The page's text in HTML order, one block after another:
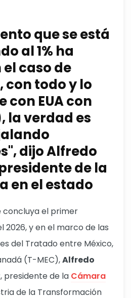
que se está
al 1% ha
caso de
con todo y lo
con EUA con
la verdad es
dijo Alfredo
de la
en el estado
concluya el primer
2026, y en el marco de las
del Tratado entre México,
(T-MEC),Alfredo
, presidente de la Cámara
de la Transformación